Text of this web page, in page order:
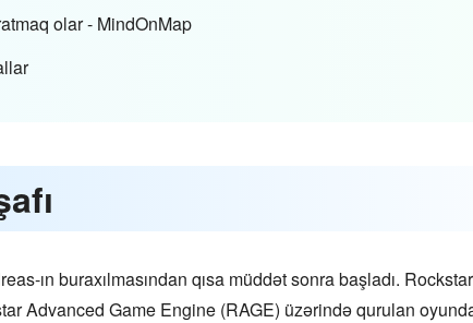
olar - MindOnMap
ın buraxılmasından qısa müddət sonra başladı.
Advanced Game Engine (RAGE) üzərində qurulan